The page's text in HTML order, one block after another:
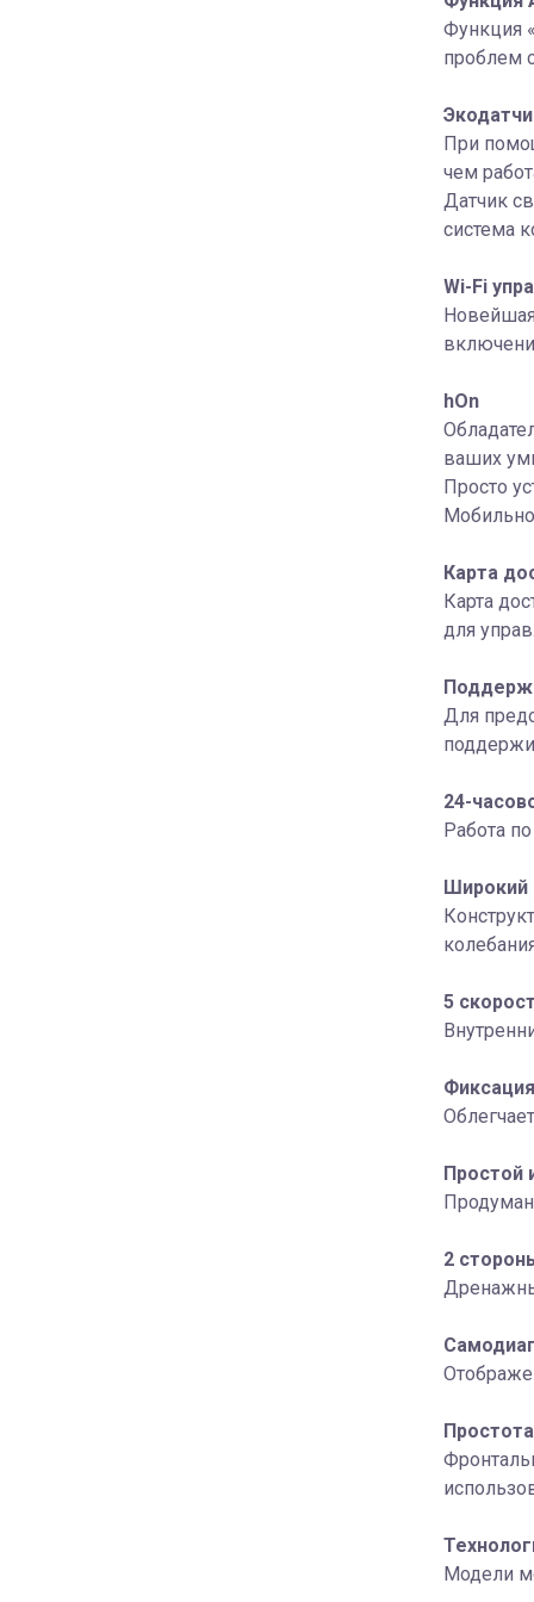
Функция
проблем
При
чем
Датчик
система
Wi-Fi
hOn
ваших
Просто
Карта
Карта
для
Для
24-
Работа
Широкий
5
Простой
2
Модели